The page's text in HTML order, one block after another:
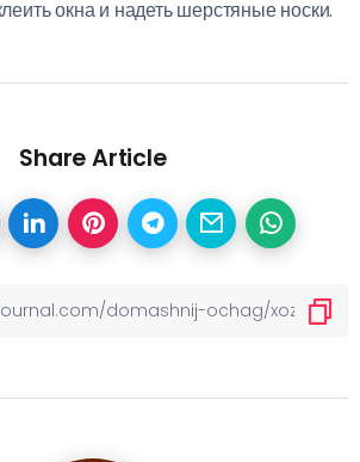
окна и надеть шерстяные носки.
Share Article